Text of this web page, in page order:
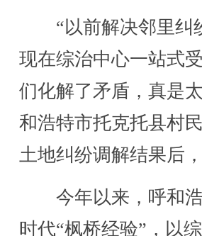
“以前解决邻里纠
现在综治中心一站式
们化解了矛盾，真是
和浩特市托克托县村
土地纠纷调解结果后
今年以来，呼和浩
时代“枫桥经验”，以